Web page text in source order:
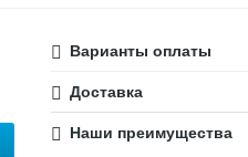
Варианты оплаты
Доставка
Наши преимущества